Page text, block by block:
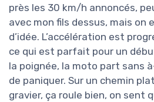
près les 30 km/h annoncés,
avec mon fils dessus, mais on
d’idée. L’accélération est
ce qui est parfait pour un
la poignée, la moto part sans
de paniquer. Sur un chemin
gravier, ça roule bien, on sent